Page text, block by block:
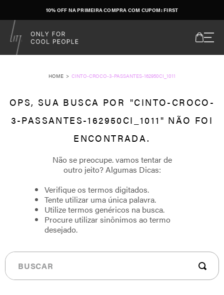
10% OFF NA PRIMEIRA COMPRA COM CUPOM: FIRST
CINTO-CROCO-3-PASSANTES-162950CI_1011
CINTO-CROCO-
3-PASSANTES-162950CI_1011
Verifique os termos digitados.
Tente utilizar uma única palavra.
Utilize termos genéricos na busca.
Procure utilizar sinônimos ao termo
desejado.
Buscar